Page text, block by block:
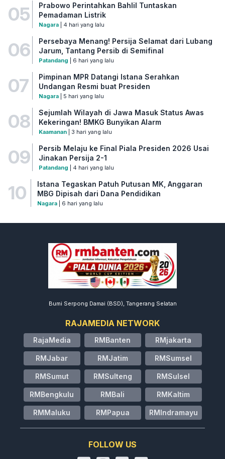
05
Prabowo Perintahkan Bahlil Tuntaskan
Pemadaman Listrik
Nagara| 4 hari yang lalu
06
Persebaya Menang! Persija Selamat dari Lubang
Jarum, Tantang Persib di Semifinal
Patandang | 6 hari yang lalu
07
Pimpinan MPR Datangi Istana Serahkan
Undangan Resmi buat Presiden
Nagara| 5 hari yang lalu
08
Sejumlah Wilayah di Jawa Masuk Status Awas
Kekeringan! BMKG Bunyikan Alarm
Kaamanan| 3 hari yang lalu
09
Persib Melaju ke Final Piala Presiden 2026 Usai
Jinakan Persija 2-1
Patandang | 4 hari yang lalu
10
Istana Tegaskan Patuh Putusan MK, Anggaran
MBG Dipisah dari Dana Pendidikan
Nagara| 6 hari yang lalu
Bumi Serpong Damai (BSD), Tangerang Selatan
RAJAMEDIA NETWORK
RajaMedia RMBanten RMjakarta
RMJabar RMJatim RMSumsel
RMSumut RMSulteng RMSulsel
RMBengkulu RMBali RMKaltim
RMMaluku RMPapua RMIndramayu
FOLLOW US